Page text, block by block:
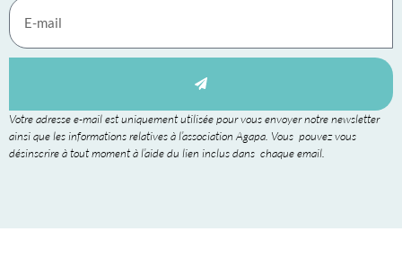
Votre adresse e-mail est uniquement utilisée pour vous envoyer notre newsletter
ainsi que les informations relatives à l’association Agapa. Vous pouvez vous
désinscrire à tout moment à l’aide du lien inclus dans chaque email.